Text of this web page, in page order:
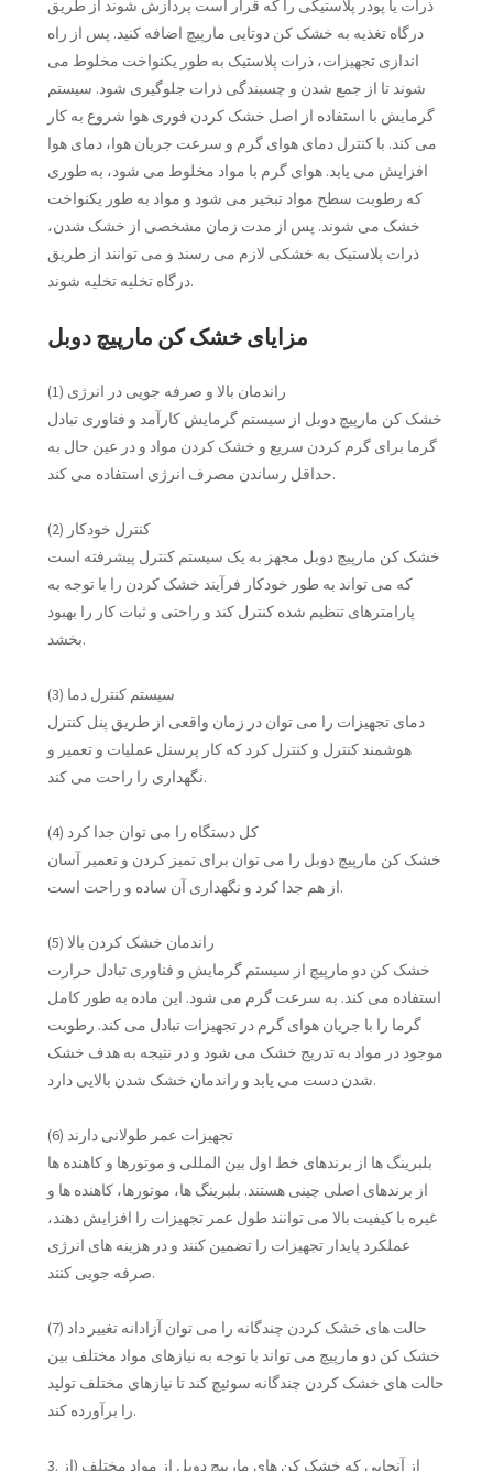
ذرات یا پودر پلاستیکی را که قرار است پردازش شوند از طریق
درگاه تغذیه به خشک کن دوتایی مارپیچ اضافه کنید. پس از راه
اندازی تجهیزات، ذرات پلاستیک به طور یکنواخت مخلوط می
شوند تا از جمع شدن و چسبندگی ذرات جلوگیری شود. سیستم
گرمایش با استفاده از اصل خشک کردن فوری هوا شروع به کار
می کند. با کنترل دمای هوای گرم و سرعت جریان هوا، دمای هوا
افزایش می یابد. هوای گرم با مواد مخلوط می شود، به طوری
که رطوبت سطح مواد تبخیر می شود و مواد به طور یکنواخت
خشک می شوند. پس از مدت زمان مشخصی از خشک شدن،
ذرات پلاستیک به خشکی لازم می رسند و می توانند از طریق
درگاه تخلیه تخلیه شوند.
مزایای خشک کن مارپیچ دوبل
(1) راندمان بالا و صرفه جویی در انرژی
خشک کن مارپیچ دوبل از سیستم گرمایش کارآمد و فناوری تبادل
گرما برای گرم کردن سریع و خشک کردن مواد و در عین حال به
حداقل رساندن مصرف انرژی استفاده می کند.
(2) کنترل خودکار
خشک کن مارپیچ دوبل مجهز به یک سیستم کنترل پیشرفته است
که می تواند به طور خودکار فرآیند خشک کردن را با توجه به
پارامترهای تنظیم شده کنترل کند و راحتی و ثبات کار را بهبود
بخشد.
(3) سیستم کنترل دما
دمای تجهیزات را می توان در زمان واقعی از طریق پنل کنترل
هوشمند کنترل و کنترل کرد که کار پرسنل عملیات و تعمیر و
نگهداری را راحت می کند.
(4) کل دستگاه را می توان جدا کرد
خشک کن مارپیچ دوبل را می توان برای تمیز کردن و تعمیر آسان
از هم جدا کرد و نگهداری آن ساده و راحت است.
(5) راندمان خشک کردن بالا
خشک کن دو مارپیچ از سیستم گرمایش و فناوری تبادل حرارت
استفاده می کند. به سرعت گرم می شود. این ماده به طور کامل
گرما را با جریان هوای گرم در تجهیزات تبادل می کند. رطوبت
موجود در مواد به تدریج خشک می شود و در نتیجه به هدف خشک
شدن دست می یابد و راندمان خشک شدن بالایی دارد.
(6) تجهیزات عمر طولانی دارند
بلبرینگ ها از برندهای خط اول بین المللی و موتورها و کاهنده ها
از برندهای اصلی چینی هستند. بلبرینگ ها، موتورها، کاهنده ها و
غیره با کیفیت بالا می توانند طول عمر تجهیزات را افزایش دهند،
عملکرد پایدار تجهیزات را تضمین کنند و در هزینه های انرژی
صرفه جویی کنند.
(7) حالت های خشک کردن چندگانه را می توان آزادانه تغییر داد
خشک کن دو مارپیچ می تواند با توجه به نیازهای مواد مختلف بین
حالت های خشک کردن چندگانه سوئیچ کند تا نیازهای مختلف تولید
را برآورده کند.
3. از آنجایی که خشک کن های مارپیچ دوبل از مواد مختلف (از